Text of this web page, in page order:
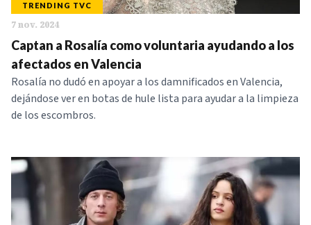
TRENDING TVC
7 nov. 2024
Captan a Rosalía como voluntaria ayudando a los
afectados en Valencia
Rosalía no dudó en apoyar a los damnificados en Valencia,
dejándose ver en botas de hule lista para ayudar a la limpieza
de los escombros.